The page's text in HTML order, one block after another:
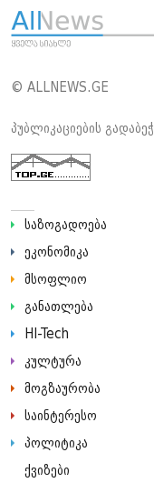
© ALLNEWS.GE
პუბლიკაციების
საზოგადოება
ეკონომიკა
მსოფლიო
განათლება
HI-Tech
კულტურა
მოგზაურობა
საინტერესო
პოლიტიკა
ქვიზები